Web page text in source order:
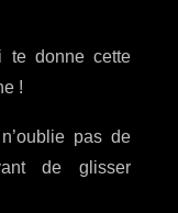
te donne cette
!
pas de
de glisser